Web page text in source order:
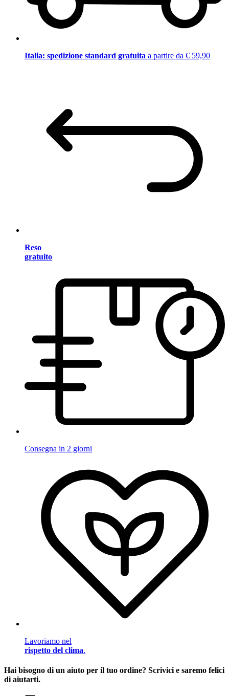
Italia: spedizione standard gratuita a partire da € 59,90
Reso
gratuito
Consegna in 2 giorni
Lavoriamo nel
rispetto del clima.
Hai bisogno di un aiuto per il tuo ordine? Scrivici e saremo felici
di aiutarti.